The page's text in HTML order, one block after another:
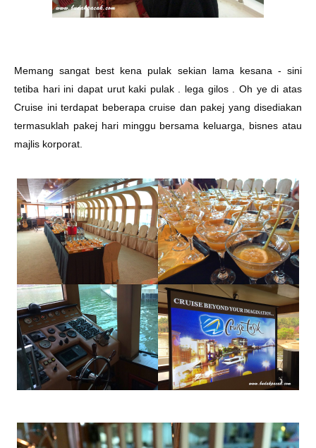
Memang sangat best kena pulak sekian lama kesana - sini
tetiba hari ini dapat urut kaki pulak . lega gilos . Oh ye di atas
Cruise ini terdapat beberapa cruise dan pakej yang disediakan
termasuklah pakej hari minggu bersama keluarga, bisnes atau
majlis korporat.